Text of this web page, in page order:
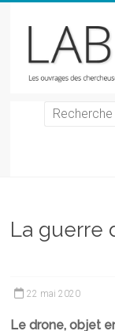
et
chercheurs
Faculté
des
La guerre
22 mai 2020
Le drone, objet